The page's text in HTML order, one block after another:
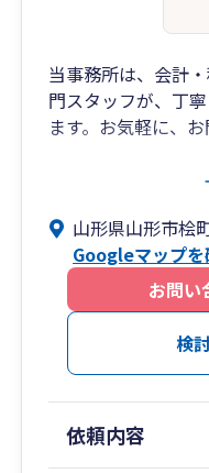
当事務所は、会計
門スタッフが、丁
ます。お気軽に、
弥生会計及び弥生
山形県山形市桧
Googleマップを
お問い
検
依頼内容